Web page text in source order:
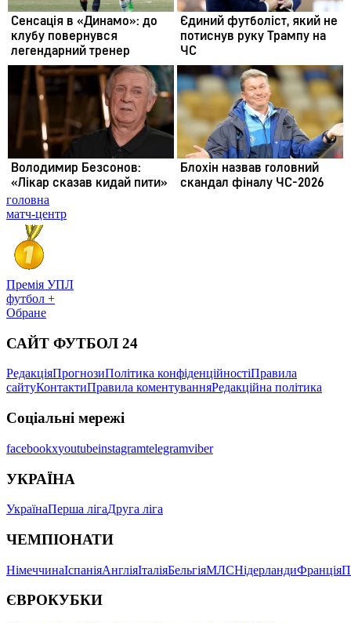
головна
матч-центр
Премія УПЛ
футбол +
Обране
САЙТ ФУТБОЛ 24
РедакціяПрогнозиПолітика конфіденційностіПравила
сайтуКонтактиПравила коментуванняРедакційна політика
Соціальні мережі
facebookxyoutubeinstagramtelegramviber
УКРАЇНА
УкраїнаПерша лігаДруга ліга
ЧЕМПІОНАТИ
НімеччинаІспаніяАнгліяІталіяБельгіяМЛСНідерландиФранція
ЄВРОКУБКИ